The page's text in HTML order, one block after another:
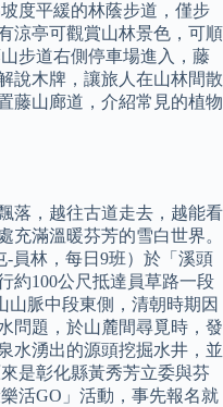
度平緩的林蔭步道，僅步
涼亭可觀賞山林景色，可順
步道右側停車場進入，藤
說木牌，讓旅人在山林間散
藤山廊道，介紹常見的植物
落，越往古道走去，越能看
充滿溫暖芬芳的雪白世界。
-員林，每日9班）於「溪頭
約100公尺抵達員草路一段
山脈中段東側，清朝時期因
問題，於山麓間尋覓時，發
水湧出的源頭挖掘水井，並
是彰化縣黃秀芳立委與芬
活GO」活動，事先報名就